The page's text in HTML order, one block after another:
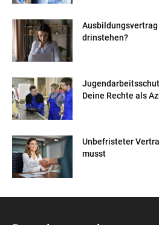
drinstehen?
Deine Rechte als
Unbefristeter
musst